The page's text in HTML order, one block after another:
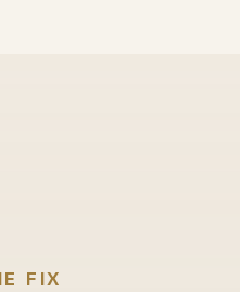
FIX